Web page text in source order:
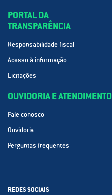
PORTAL DA
TRANSPARÊNCIA
Responsabilidade fiscal
Acesso à informação
Licitações
OUVIDORIA E ATENDIMENTO
Fale conosco
Ouvidoria
Perguntas frequentes
REDES SOCIAIS